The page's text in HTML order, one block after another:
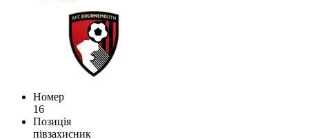
Номер
16
Позиція
півзахисник